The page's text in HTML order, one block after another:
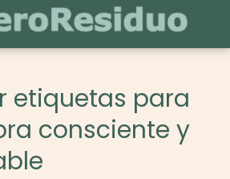
etiquetas para
consciente y